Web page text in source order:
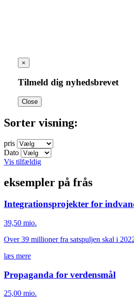
×
Tilmeld dig nyhedsbrevet
Close
Sorter visning:
pris
Dato
Vis tilfældig
eksempler på frås
Integrationsprojekter for
39,50 mio.
Over 39 millioner fra satspuljen skal i
læs mere
Propaganda for verdensmål
25,00 mio.